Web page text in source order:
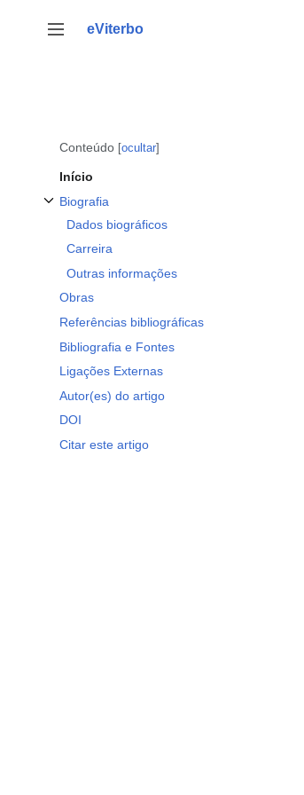
para
Alternar barra lateral
eViterbo
Conteúdo ocultar
Início
Biografia
Dados biográficos
Carreira
Outras informações
Obras
Referências bibliográficas
Bibliografia e Fontes
Ligações Externas
Autor(es) do artigo
DOI
Citar este artigo